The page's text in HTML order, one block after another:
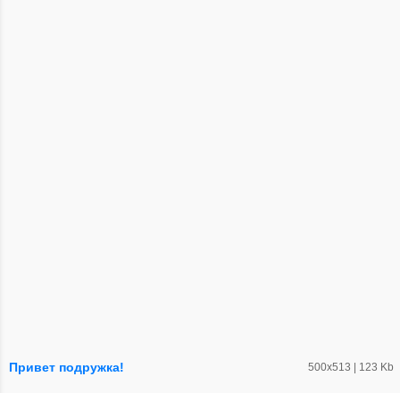
Привет подружка! 500х513 | 123 Kb